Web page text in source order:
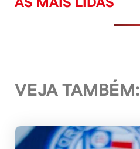
VEJA TAMBÉM: